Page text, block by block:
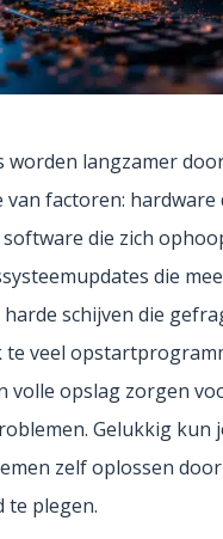
worden langzamer
van factoren: hardware
die zich
die
schijven die
te veel
volle opslag zorgen
Gelukkig kun
zelf oplossen
te plegen.